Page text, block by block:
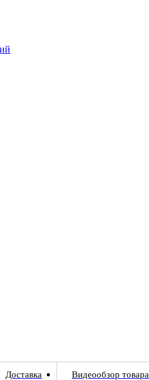
Доставка Видеообзор товара